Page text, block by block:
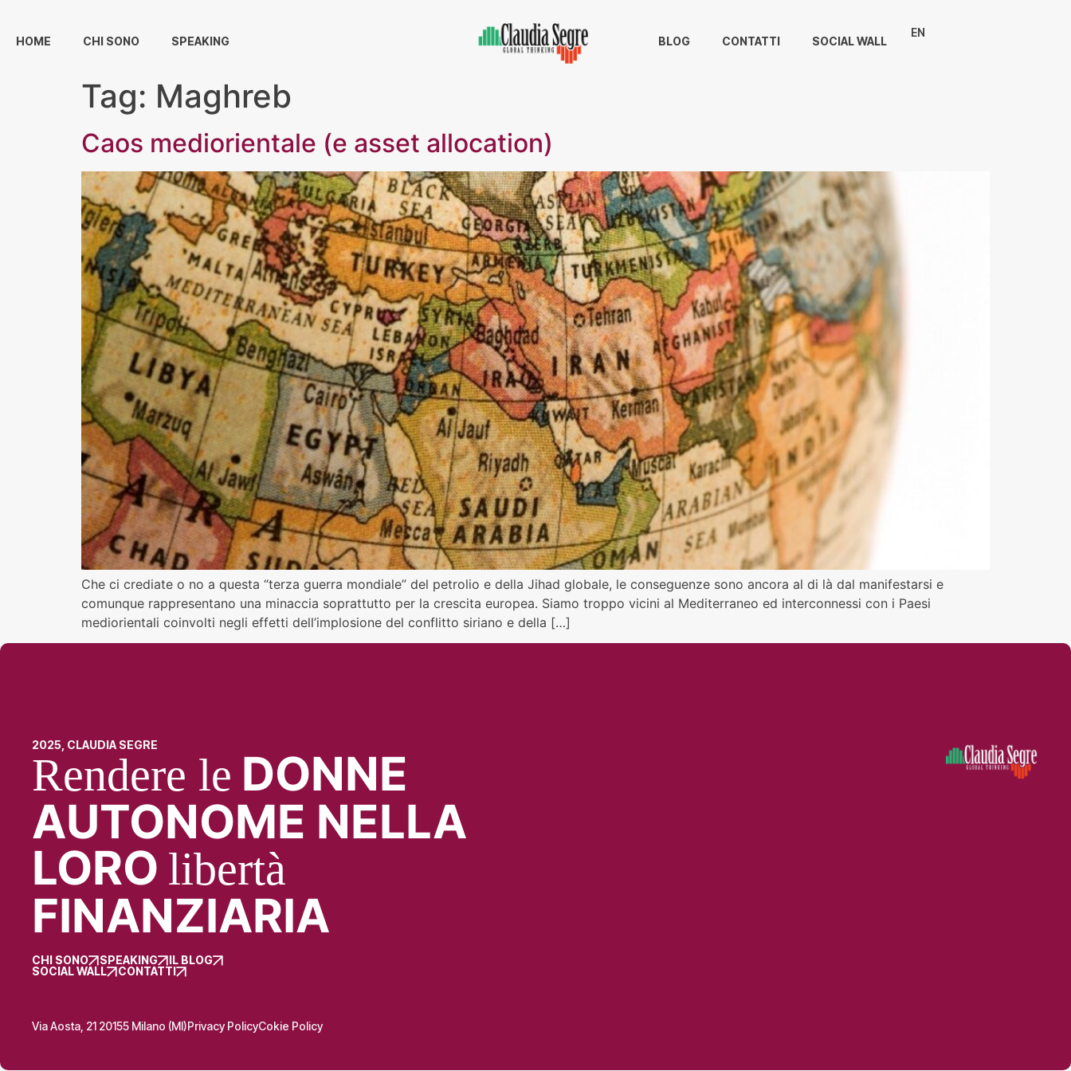
HOME CHI SONO SPEAKING BLOG CONTATTI SOCIAL WALL
EN
Tag: Maghreb
Caos mediorientale (e asset allocation)
Che ci crediate o no a questa “terza guerra mondiale” del petrolio e della Jihad globale, le conseguenze sono ancora al di là dal manifestarsi e
comunque rappresentano una minaccia soprattutto per la crescita europea. Siamo troppo vicini al Mediterraneo ed interconnessi con i Paesi
mediorientali coinvolti negli effetti dell’implosione del conflitto siriano e della […]
2025, CLAUDIA SEGRE
Rendere le DONNE
AUTONOME NELLA
LORO libertà
FINANZIARIA
CHI SONO SPEAKING
IL BLOG
SOCIAL WALL
CONTATTI
Via Aosta, 21 20155 Milano (MI)Privacy PolicyCokie Policy